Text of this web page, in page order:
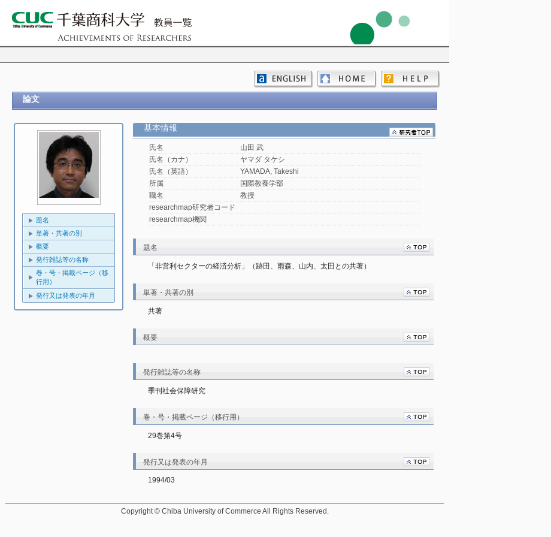
論文
題名
単著・共著の別
概要
発行雑誌等の名称
巻・号・掲載ページ（移
行用）
発行又は発表の年月
基本情報
氏名
山田 武
氏名（カナ）
ヤマダ タケシ
氏名（英語）
YAMADA, Takeshi
所属
国際教養学部
職名
教授
researchmap研究者コード
researchmap機関
題名
「非営利セクターの経済分析」（跡田、雨森、山内、太田との共著）
単著・共著の別
共著
概要
発行雑誌等の名称
季刊社会保障研究
巻・号・掲載ページ（移行用）
29巻第4号
発行又は発表の年月
1994/03